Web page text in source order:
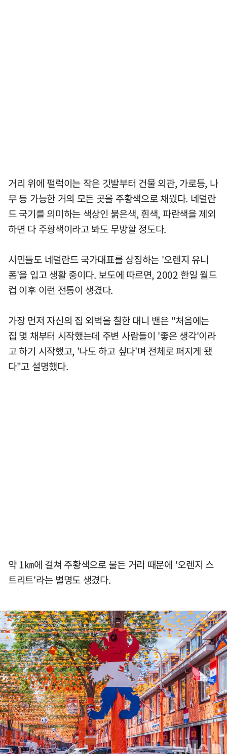
거리 위에 펄럭이는 작은 깃발부터 건물 외관, 가로등, 나
무 등 가능한 거의 모든 곳을 주황색으로 채웠다. 네덜란
드 국기를 의미하는 색상인 붉은색, 흰색, 파란색을 제외
하면 다 주황색이라고 봐도 무방할 정도다.
시민들도 네덜란드 국가대표를 상징하는 '오렌지 유니
폼'을 입고 생활 중이다. 보도에 따르면, 2002 한일 월드
컵 이후 이런 전통이 생겼다.
가장 먼저 자신의 집 외벽을 칠한 대니 밴은 "처음에는
집 몇 채부터 시작했는데 주변 사람들이 '좋은 생각'이라
고 하기 시작했고, '나도 하고 싶다'며 전체로 퍼지게 됐
다"고 설명했다.
약 1㎞에 걸쳐 주황색으로 물든 거리 때문에 '오렌지 스
트리트'라는 별명도 생겼다.